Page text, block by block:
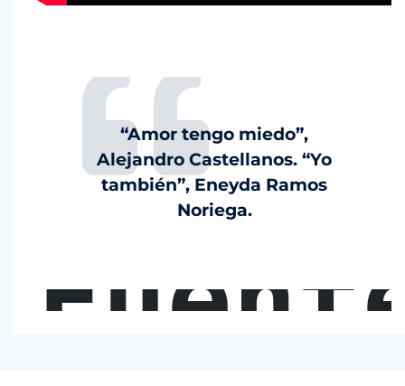
“Amor tengo miedo”,
Alejandro Castellanos. “Yo
también”, Eneyda Ramos
Noriega.